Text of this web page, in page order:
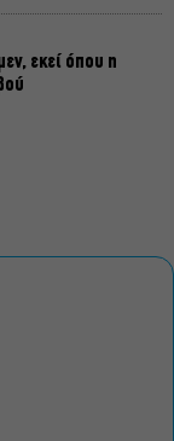
εκεί όπου η